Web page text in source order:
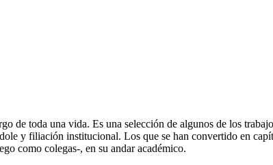
de toda una vida. Es una selección de algunos de los
y filiación institucional. Los que se han convertido en
como colegas-, en su andar académico.